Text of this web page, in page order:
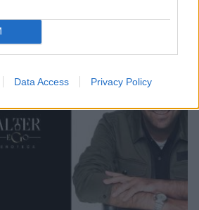
Data Access Privacy Policy